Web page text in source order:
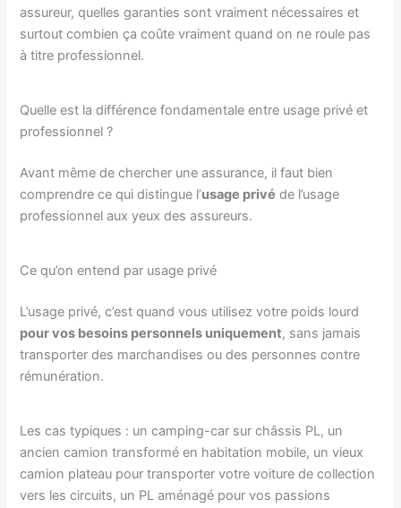
assureur, quelles garanties sont vraiment nécessaires et
surtout combien ça coûte vraiment quand on ne roule pas
à titre professionnel.
Quelle est la différence fondamentale entre usage privé et
professionnel ?
Avant même de chercher une assurance, il faut bien
comprendre ce qui distingue l’usage privé de l’usage
professionnel aux yeux des assureurs.
Ce qu’on entend par usage privé
L’usage privé, c’est quand vous utilisez votre poids lourd
pour vos besoins personnels uniquement, sans jamais
transporter des marchandises ou des personnes contre
rémunération.
Les cas typiques : un camping-car sur châssis PL, un
ancien camion transformé en habitation mobile, un vieux
camion plateau pour transporter votre voiture de collection
vers les circuits, un PL aménagé pour vos passions